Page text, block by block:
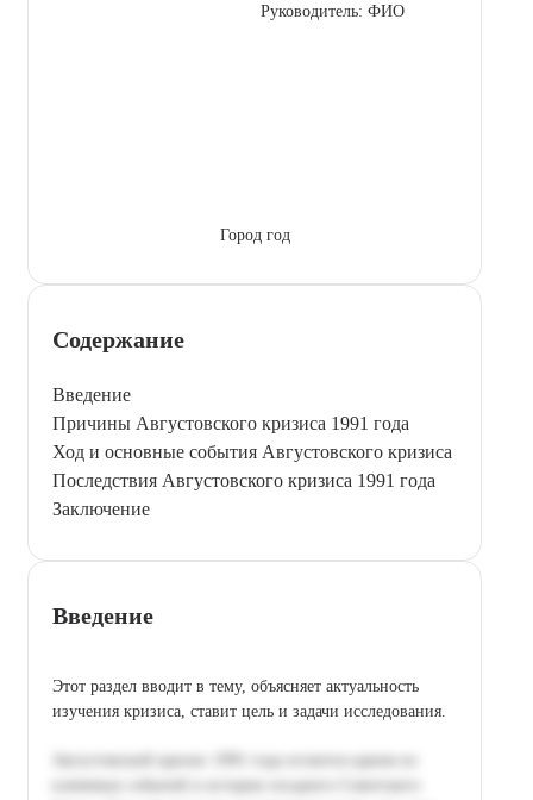
Руководитель: ФИО
Город год
Содержание
Введение
Причины Августовского кризиса 1991 года
Ход и основные события Августовского кризиса
Последствия Августовского кризиса 1991 года
Заключение
Введение
Этот раздел вводит в тему, объясняет актуальность
изучения кризиса, ставит цель и задачи исследования.